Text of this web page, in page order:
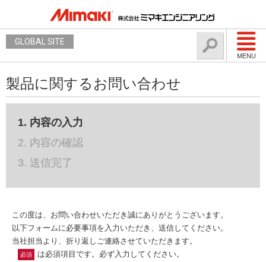
MENU
GLOBAL SITE
製品に関するお問い合わせ
1. 内容の入力
2. 内容の確認
3. 送信完了
この度は、お問い合わせいただき誠にありがとうございます。
以下フォームに必要事項を入力いただき、送信してください。
当社担当より、折り返しご連絡させていただきます。
必須 は必須項目です。必ず入力してください。